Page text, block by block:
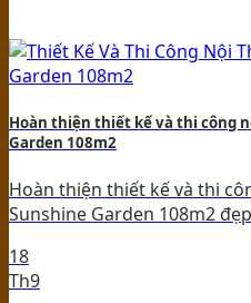
Hoàn thiện thiết kế và thi công
Garden 108m2
Hoàn thiện thiết kế và thi
Sunshine Garden 108m2
18
Th9